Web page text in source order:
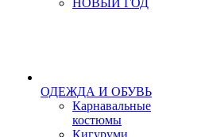
НОВЫЙ ГОД
ОДЕЖДА И ОБУВЬ
Карнавальные
костюмы
Кигуруми